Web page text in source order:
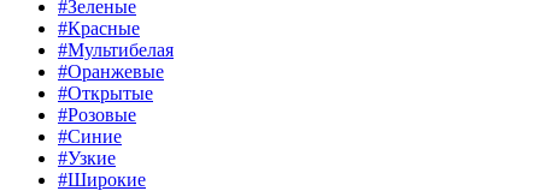
#Зеленые
#Красные
#Мультибелая
#Оранжевые
#Открытые
#Розовые
#Синие
#Узкие
#Широкие